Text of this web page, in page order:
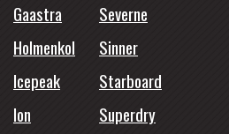
Gaastra
Severne
Holmenkol
Sinner
Icepeak
Starboard
Ion
Superdry